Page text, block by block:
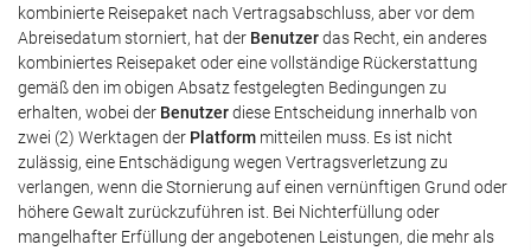
kombinierte Reisepaket nach Vertragsabschluss, aber vor dem
Abreisedatum storniert, hat der Benutzerdas Recht, ein anderes
kombiniertes Reisepaket oder eine vollständige Rückerstattung
gemäß den im obigen Absatz festgelegten Bedingungen zu
erhalten, wobei der Benutzerdiese Entscheidung innerhalb von
zwei (2) Werktagen der Platform mitteilen muss. Es ist nicht
zulässig, eine Entschädigung wegen Vertragsverletzung zu
verlangen, wenn die Stornierung auf einen vernünftigen Grund oder
höhere Gewalt zurückzuführen ist. Bei Nichterfüllung oder
mangelhafter Erfüllung der angebotenen Leistungen, die mehr als